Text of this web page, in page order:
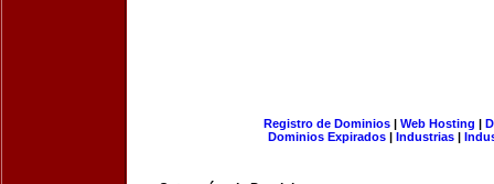
Registro de Dominios| Web Hosting |
Dominios Expirados | Industrias |